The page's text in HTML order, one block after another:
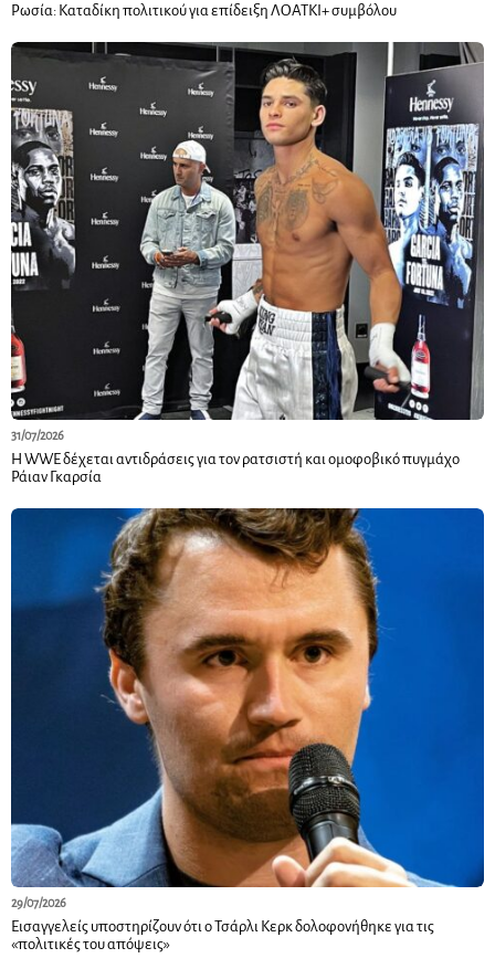
Ρωσία: Καταδίκη πολιτικού για επίδειξη ΛΟΑΤΚΙ+ συμβόλου
31/07/2026
Η WWE δέχεται αντιδράσεις για τον ρατσιστή και ομοφοβικό πυγμάχο
Ράιαν Γκαρσία
29/07/2026
Εισαγγελείς υποστηρίζουν ότι ο Τσάρλι Κερκ δολοφονήθηκε για τις
«πολιτικές του απόψεις»